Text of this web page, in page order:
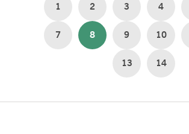
1 2 3 4
7 8 9 10
13 14